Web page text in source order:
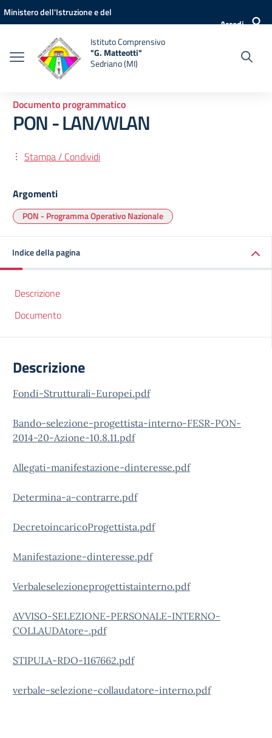
Vai ai contenuti
Vai al menu di navigazione
Vai al footer
Ministero dell'Istruzione e del
Accedi
Istituto Comprensivo
"G. Matteotti"
Sedriano (MI)
Documento programmatico
PON - LAN/WLAN
Stampa / Condividi
Argomenti
PON - Programma Operativo Nazionale
Indice della pagina
Descrizione
Documento
Descrizione
Fondi-Strutturali-Europei.pdf
Bando-selezione-progettista-interno-FESR-PON-
2014-20-Azione-10.8.11.pdf
Allegati-manifestazione-dinteresse.pdf
Determina-a-contrarre.pdf
DecretoincaricoProgettista.pdf
Manifestazione-dinteresse.pdf
Verbaleselezioneprogettistainterno.pdf
AVVISO-SELEZIONE-PERSONALE-INTERNO-
COLLAUDAtore-.pdf
STIPULA-RDO-1167662.pdf
verbale-selezione-collaudatore-interno.pdf